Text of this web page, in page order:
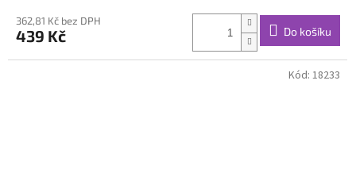
362,81 Kč bez DPH
439 Kč Do košíku
Kód: 18233